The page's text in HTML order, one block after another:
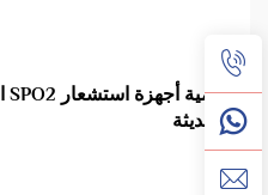
الحديثة